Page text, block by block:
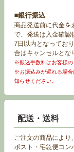
■銀行振込
商品発送前に代金を
で、発送は入金確認
7日以内となってお
合はキャンセルとな
※振込手数料はお客様の
※お振込みが遅れる場合
知らせください。
配送・送料
ご注文の商品によ
ポスト・宅急便コン